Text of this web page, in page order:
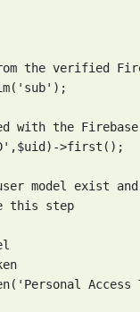
the verified
with the
>first();
model exist
this step
Access